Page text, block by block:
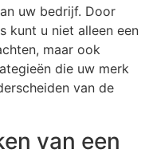
uw bedrijf. Door
kunt u niet alleen een
maar ook
die uw merk
van de
van een